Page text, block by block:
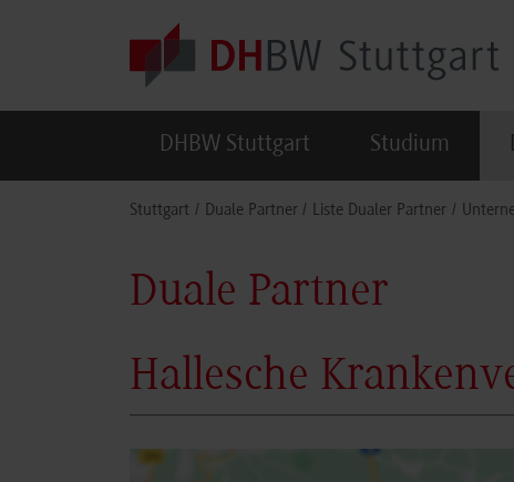
DHBW Stuttgart Studium
Stuttgart Duale Partner Liste Dualer Partner
Duale Partner
Hallesche